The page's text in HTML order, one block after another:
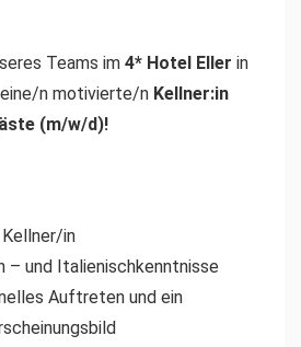
Teams im 4* Hotel Eller in
n motivierte/n Kellner:in
(m/w/d)!
Kellner/in
– und Italienischkenntnisse
Auftreten und ein